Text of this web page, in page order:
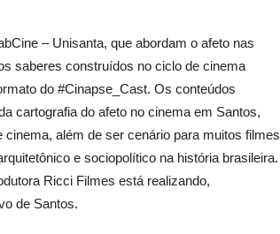
– Unisanta, que abordam o afeto nas
saberes construídos no ciclo de cinema
do #Cinapse_Cast. Os conteúdos
cartografia do afeto no cinema em Santos,
além de ser cenário para muitos filmes
e sociopolítico na história brasileira.
Ricci Filmes está realizando,
de Santos.